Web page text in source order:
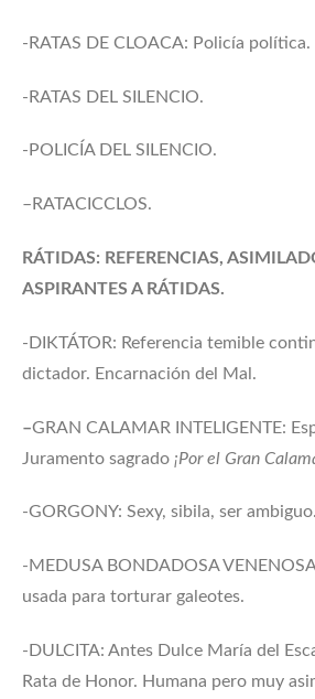
-RATAS DE CLOACA: Policía política.
-RATAS DEL SILENCIO.
-POLICÍA DEL SILENCIO.
–RATACICCLOS.
RÁTIDAS: REFERENCIAS,
ASPIRANTES A RÁTIDAS.
-DIKTÁTOR: Referencia temible
dictador. Encarnación del Mal.
–GRAN CALAMAR INTELIGENTE:
Juramento sagrado ¡Por el Gran
-GORGONY: Sexy, sibila, ser ambiguo.
-MEDUSA BONDADOSA
usada para torturar galeotes.
-DULCITA: Antes Dulce María del
Rata de Honor. Humana pero muy